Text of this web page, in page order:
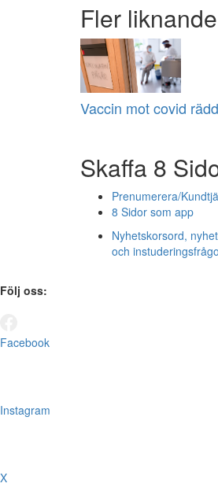
Fler
Vaccin mot covid
Skaffa 8
Prenumerera/
8 Sidor som app
Nyhetskorsord,
och
Följ oss:
Facebook
Instagram
X